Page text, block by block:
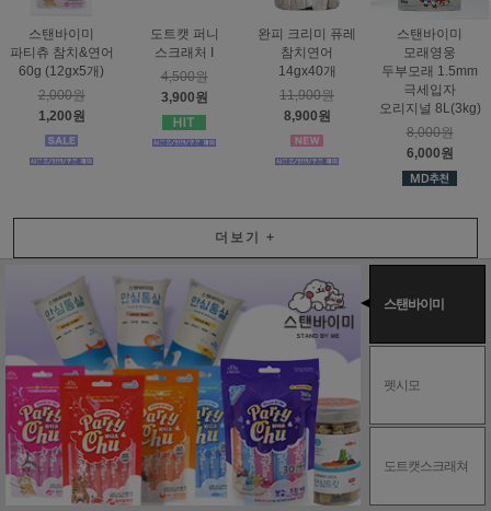
스탠바이미
파티츄 참치&연어
60g (12gx5개)
2,000원
1,200원
도트캣 퍼니
스크래처 I
4,500원
3,900원
완피 크리미 퓨레
참치연어
14gx40개
11,900원
8,900원
스탠바이미
모래영웅
두부모래 1.5mm
극세입자
오리지널 8L(3kg)
8,000원
6,000원
더보기 +
스탠바이미
펫시모
도트캣스크래쳐